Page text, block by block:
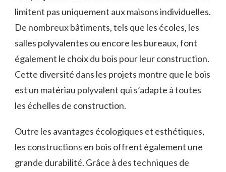
limitent pas uniquement aux maisons‍ individuelles.⁤
De nombreux bâtiments, tels que les écoles, les
‌salles polyvalentes ou encore‍ les⁣ bureaux, font
également le choix du bois​ pour‍ leur construction.
Cette diversité ⁢dans les projets montre que⁢ le bois
est un matériau ‌polyvalent⁣ qui s’adapte à toutes
les échelles⁣ de ​construction.
Outre les avantages écologiques et esthétiques,
les constructions ⁣en bois ‍offrent ‌également une
grande durabilité. Grâce à des techniques de